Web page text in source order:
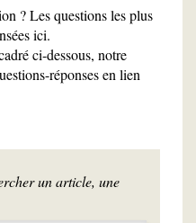
? Les questions les plus
ici.
ci-dessous, notre
réponses en lien
un article, une